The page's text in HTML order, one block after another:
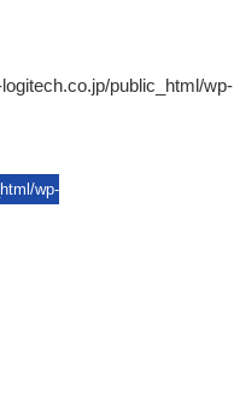
public_html/wp-
wp-